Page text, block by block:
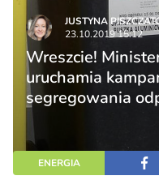
JUSTYNA
23.10.2019 15:12
Wreszcie!
uruchamia
segregowania
ENERGIA